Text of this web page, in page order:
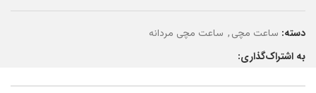
دسته: ساعت مچی, ساعت مچی مردانه
به اشتراک‌گذاری: